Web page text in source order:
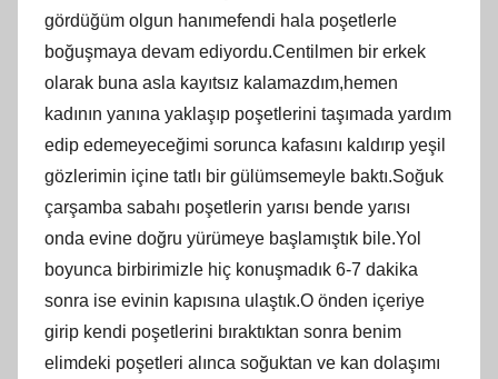
gördüğüm olgun hanımefendi hala poşetlerle
boğuşmaya devam ediyordu.Centilmen bir erkek
olarak buna asla kayıtsız kalamazdım,hemen
kadının yanına yaklaşıp poşetlerini taşımada yardım
edip edemeyeceğimi sorunca kafasını kaldırıp yeşil
gözlerimin içine tatlı bir gülümsemeyle baktı.Soğuk
çarşamba sabahı poşetlerin yarısı bende yarısı
onda evine doğru yürümeye başlamıştık bile.Yol
boyunca birbirimizle hiç konuşmadık 6-7 dakika
sonra ise evinin kapısına ulaştık.O önden içeriye
girip kendi poşetlerini bıraktıktan sonra benim
elimdeki poşetleri alınca soğuktan ve kan dolaşımı